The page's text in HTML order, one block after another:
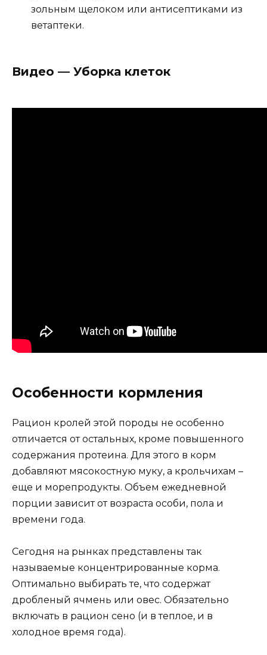
зольным щелоком или антисептиками из
ветаптеки.
Видео — Уборка клеток
Особенности кормления
Рацион кролей этой породы не особенно
отличается от остальных, кроме повышенного
содержания протеина. Для этого в корм
добавляют мясокостную муку, а крольчихам –
еще и морепродукты. Объем ежедневной
порции зависит от возраста особи, пола и
времени года.
Сегодня на рынках представлены так
называемые концентрированные корма.
Оптимально выбирать те, что содержат
дробленый ячмень или овес. Обязательно
включать в рацион сено (и в теплое, и в
холодное время года).